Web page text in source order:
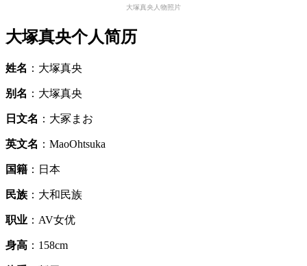
大塚真央人物照片
大塚真央个人简历
姓名 ：大塚真央
别名 ：大塚真央
日文名 ：大冢まお
英文名 ：MaoOhtsuka
国籍 ：日本
民族 ：大和民族
职业 ：AV女优
身高 ：158cm